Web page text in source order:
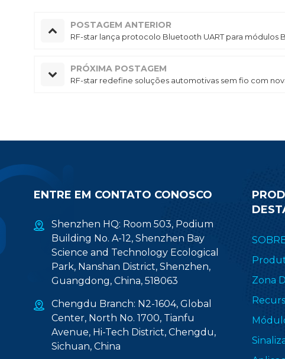
POSTAGEM ANTERIOR
RF-star lança protocolo Bluetooth UART para módulos
PRÓXIMA POSTAGEM
RF-star redefine soluções automotivas sem fio com
ENTRE EM CONTATO CONOSCO
Shenzhen HQ: Room 503, Podium
Building No. A-12, Shenzhen Bay
Science and Technology Ecological
Park, Nanshan District, Shenzhen,
Guangdong, China, 518063
Chengdu Branch: N2-1604, Global
Center, North No. 1700, Tianfu
Avenue, Hi-Tech District, Chengdu,
Sichuan, China
Zona